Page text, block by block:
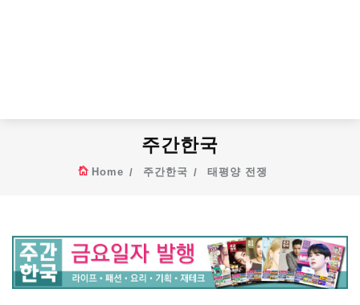
주간한국
Home 주간한국 태평양 전쟁